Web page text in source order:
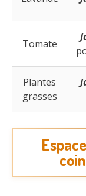
Tomate
Plantes
grasses